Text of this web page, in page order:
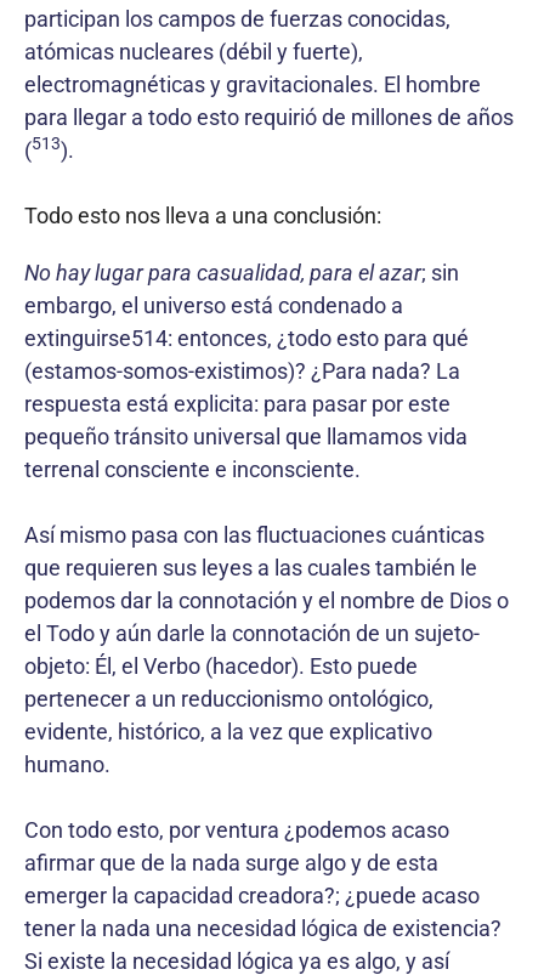
participan los campos de fuerzas conocidas,
atómicas nucleares (débil y fuerte),
electromagnéticas y gravitacio­nales. El hombre
para llegar a todo esto requirió de millones de años
(513).
Todo esto nos lleva a una conclusión:
No hay lugar para casualidad, para el azar; sin
embargo, el universo está condenado a
extinguirse514: entonces, ¿todo esto para qué
(estamos-somos-existimos)? ¿Para nada? La
respuesta está explicita: para pasar por este
pequeño tránsito universal que llamamos vida
terrenal consciente e inconsciente.
Así mismo pasa con las fluctuaciones cuánticas
que requieren sus leyes a las cuales también le
podemos dar la connotación y el nombre de Dios o
el Todo y aún darle la connotación de un sujeto-
objeto: Él, el Verbo (hacedor). Esto puede
pertenecer a un reduccionismo ontológico,
evidente, histórico, a la vez que explicativo
humano.
Con todo esto, por ventura ¿podemos acaso
afirmar que de la nada surge algo y de esta
emerger la capacidad creadora?; ¿puede acaso
tener la nada una necesidad lógica de existencia?
Si existe la necesidad lógica ya es algo, y así